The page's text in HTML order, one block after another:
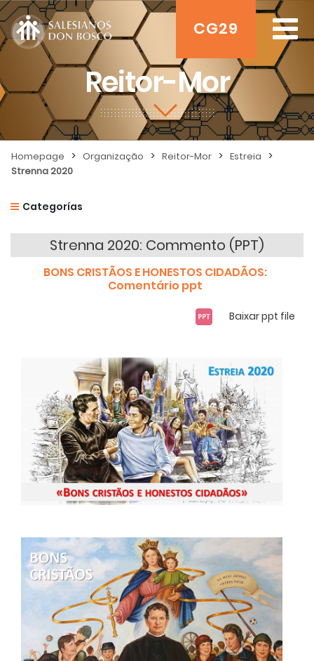
CG29
Reitor-Mor
Homepage > Organização > Reitor-Mor > Estreia >
Strenna 2020
Categorías
Strenna 2020: Commento (PPT)
BONS CRISTÃOS E HONESTOS CIDADÃOS:
Comentário ppt
Baixar ppt file